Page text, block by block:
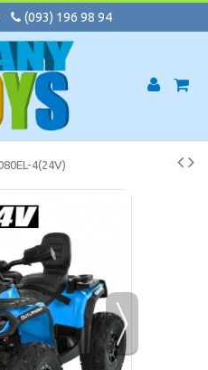
(093) 196 98 94
4(24V)